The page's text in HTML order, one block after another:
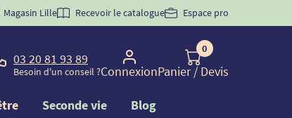
" pourla 1ère commande d'incontinence
Magasin Lille Recevoir le catalogue Espace pro
03 20 81 93 89
Besoin d'un conseil ?Connexion
0
Panier/ Devis
Seconde vie Blog